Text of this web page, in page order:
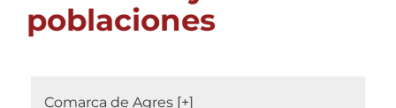
poblaciones
Comarca de Agres